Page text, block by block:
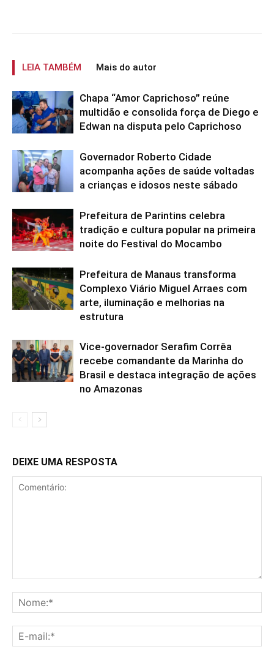
LEIA TAMBÉM Mais do autor
Chapa “Amor Caprichoso” reúne
multidão e consolida força de Diego e
Edwan na disputa pelo Caprichoso
Governador Roberto Cidade
acompanha ações de saúde voltadas
a crianças e idosos neste sábado
Prefeitura de Parintins celebra
tradição e cultura popular na primeira
noite do Festival do Mocambo
Prefeitura de Manaus transforma
Complexo Viário Miguel Arraes com
arte, iluminação e melhorias na
estrutura
Vice-governador Serafim Corrêa
recebe comandante da Marinha do
Brasil e destaca integração de ações
no Amazonas
DEIXE UMA RESPOSTA